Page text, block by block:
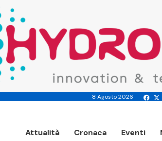
8 Agosto 2026
Attualità Cronaca Eventi